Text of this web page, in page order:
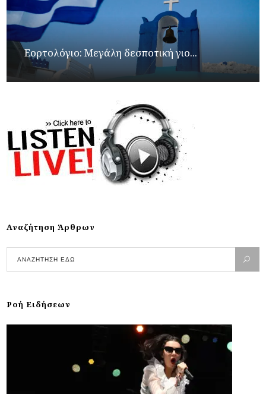
Εορτολόγιο: Μεγάλη δεσποτική γιο...
Αναζήτηση Άρθρων
Ροή Ειδήσεων